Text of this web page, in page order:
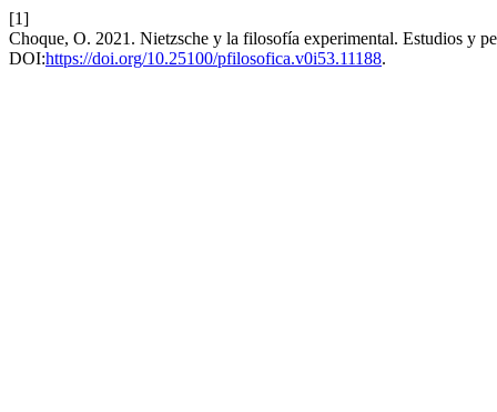
[1]
Choque, O. 2021. Nietzsche y la filosofía experimental. Estudios y
DOI:https://doi.org/10.25100/pfilosofica.v0i53.11188.